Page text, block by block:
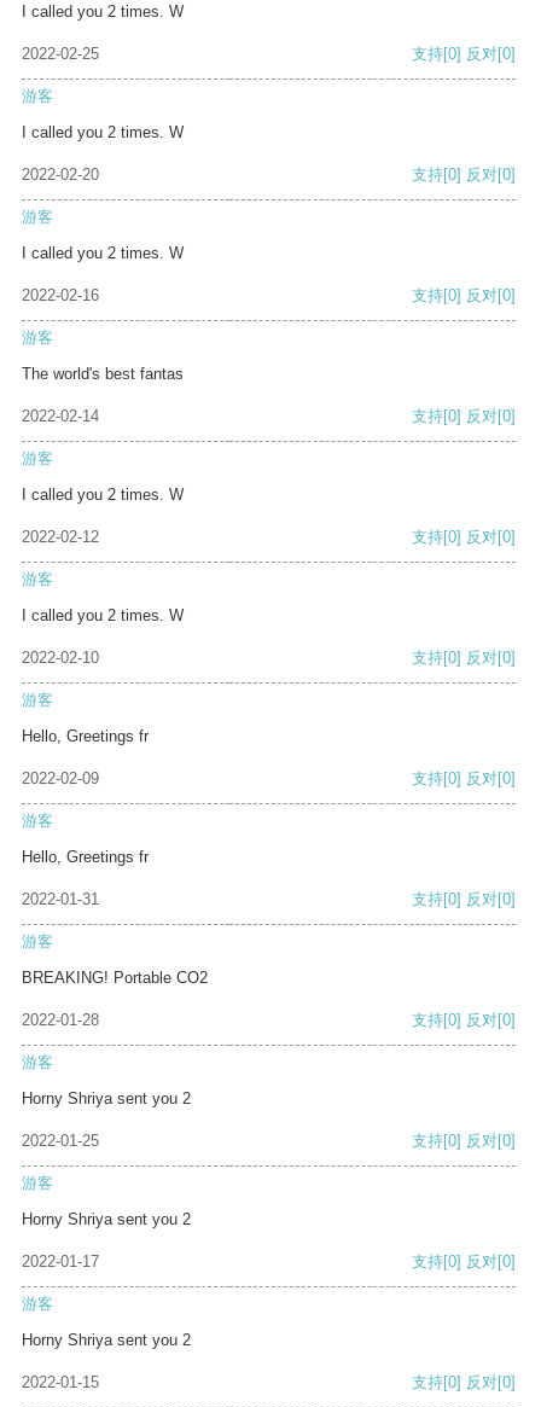
I called you 2 times. W
2022-02-25 支持[0] 反对[0]
游客
I called you 2 times. W
2022-02-20 支持[0] 反对[0]
游客
I called you 2 times. W
2022-02-16 支持[0] 反对[0]
游客
The world's best fantas
2022-02-14 支持[0] 反对[0]
游客
I called you 2 times. W
2022-02-12 支持[0] 反对[0]
游客
I called you 2 times. W
2022-02-10 支持[0] 反对[0]
游客
Hello, Greetings fr
2022-02-09 支持[0] 反对[0]
游客
Hello, Greetings fr
2022-01-31 支持[0] 反对[0]
游客
BREAKING! Portable CO2
2022-01-28 支持[0] 反对[0]
游客
Horny Shriya sent you 2
2022-01-25 支持[0] 反对[0]
游客
Horny Shriya sent you 2
2022-01-17 支持[0] 反对[0]
游客
Horny Shriya sent you 2
2022-01-15 支持[0] 反对[0]